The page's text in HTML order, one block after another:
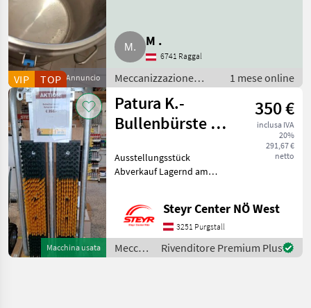
Annuncio
VIP TOP
M .
6741 Raggal
Meccanizzazione
interna / Impianti di
refrigerazione
1 mese online
Macchina usata
Patura K.-
Bullenbürste mit
350 €
inclusa IVA
20%
291,67 €
netto
Ausstellungsstück
Abverkauf Lagernd am
Meccanizzazione interna
Strumenti per zootecnia e
cura animali
Steyr Center NÖ West
3251 Purgstall
Meccanizzazione
interna
Rivenditore Premium Plus